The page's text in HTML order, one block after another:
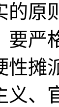
的原
要严
性摊
义、